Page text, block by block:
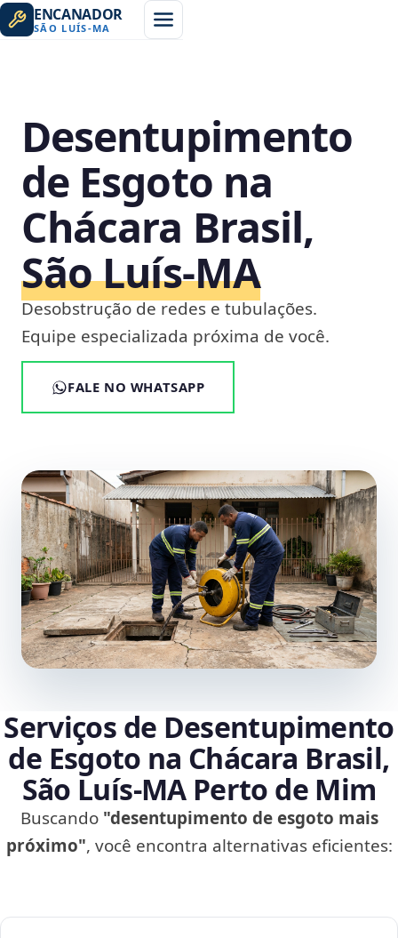
ENCANADOR
SÃO LUÍS-MA
Desentupimento
de Esgoto na
Chácara Brasil,
São Luís‑MA
Desobstrução de redes e tubulações.
Equipe especializada próxima de você.
FALE NO WHATSAPP
Serviços de Desentupimento
de Esgoto na Chácara Brasil,
São Luís‑MA Perto de Mim
Buscando "desentupimento de esgoto mais
próximo", você encontra alternativas eficientes: